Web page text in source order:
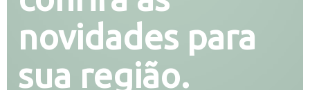
novidades para
sua região.